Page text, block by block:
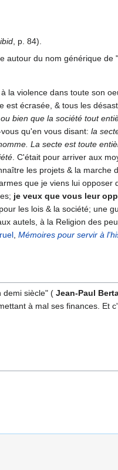
ibid, p. 84).
du nom générique de
violence dans toute son
écrasée, & tous les
bien que la société tout
qu'en vous disant: la
La secte est toute
. C'était pour arriver aux
les projets & la marche
que je viens lui
je veux que vous leur
les lois & la société; une
autels, à la Religion des
, Mémoires pour servir à
demi siècle" ( Jean-Paul
à mal ses finances. Et